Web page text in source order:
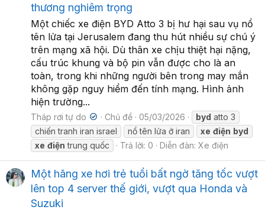
thương nghiêm trọng
Một chiếc xe điện BYD Atto 3 bị hư hại sau vụ nổ
tên lửa tại Jerusalem đang thu hút nhiều sự chú ý
trên mạng xã hội. Dù thân xe chịu thiệt hại nặng,
cấu trúc khung và bộ pin vẫn được cho là an
toàn, trong khi những người bên trong may mắn
không gặp nguy hiểm đến tính mạng. Hình ảnh
hiện trường...
Tháp rơi tự do Chủ đề 05/03/2026 byd atto 3
chiến tranh iran israel
nổ tên lửa ở iran xe điện byd
xe điện trung quốc Trả lời: 0 Diễn đàn: Xe điện
Một hãng xe hơi trẻ tuổi bất ngờ tăng tốc vượt
lên top 4 server thế giới, vượt qua Honda và
Suzuki